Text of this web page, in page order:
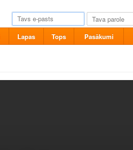
Lapas Tops Pasākumi